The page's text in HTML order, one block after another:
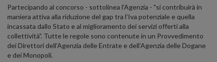
Partecipando al concorso - sottolinea l'Agenzia - "si contribuirà in
maniera attiva alla riduzione del gap tra l’Iva potenziale e quella
incassata dallo Stato e al miglioramento dei servizi offerti alla
collettività". Tutte le regole sono contenute in un Provvedimento
dei Direttori dell’Agenzia delle Entrate e dell’Agenzia delle Dogane
e dei Monopoli.